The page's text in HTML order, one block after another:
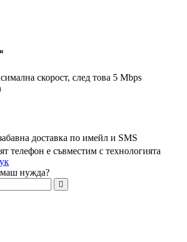
скорост, след това 5 Mbps
доставка по имейл и SMS
телефон е съвместим с технологията
нужда?